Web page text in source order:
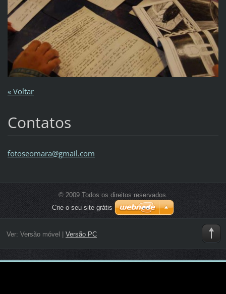
« Voltar
Contatos
fotoseomara@gmail.com
© 2009 Todos os direitos reservados.
Crie o seu site grátis
Ver: Versão móvel | Versão PC